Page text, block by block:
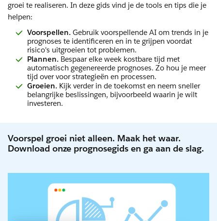
groei te realiseren. In deze gids vind je de tools en tips die je
helpen:
Voorspellen. Gebruik voorspellende AI om trends in je
prognoses te identificeren en in te grijpen voordat
risico's uitgroeien tot problemen.
Plannen. Bespaar elke week kostbare tijd met
automatisch gegenereerde prognoses. Zo hou je meer
tijd over voor strategieën en processen.
Groeien. Kijk verder in de toekomst en neem sneller
belangrijke beslissingen, bijvoorbeeld waarin je wilt
investeren.
Voorspel groei niet alleen. Maak het waar.
Download onze prognosegids en ga aan de slag.